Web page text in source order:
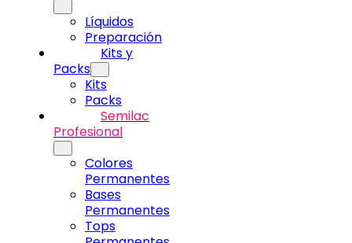
Líquidos
Preparación
Kits y
Packs
Kits
Packs
Semilac
Profesional
Colores
Permanentes
Bases
Permanentes
Tops